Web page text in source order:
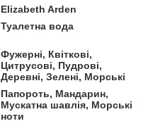
Elizabeth Arden
Туалетна вода
Фужерні, Квіткові,
Цитрусові, Пудрові,
Деревні, Зелені, Морські
Папороть, Мандарин,
Мускатна шавлія, Морські
ноти